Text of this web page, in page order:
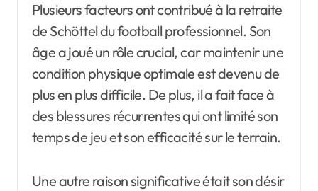
Plusieurs facteurs ont contribué à la retraite
de Schöttel du football professionnel. Son
âge a joué un rôle crucial, car maintenir une
condition physique optimale est devenu de
plus en plus difficile. De plus, il a fait face à
des blessures récurrentes qui ont limité son
temps de jeu et son efficacité sur le terrain.
Une autre raison significative était son désir